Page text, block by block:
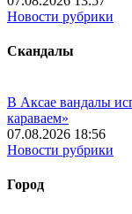
Новости рубрики
Скандалы
В Аксае вандалы
караваем»
07.08.2026 18:56
Новости рубрики
Город